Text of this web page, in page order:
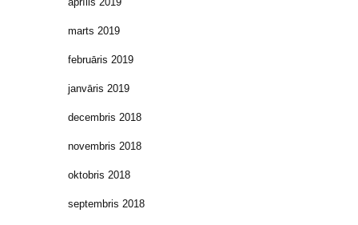
marts 2019
februāris 2019
janvāris 2019
decembris 2018
novembris 2018
oktobris 2018
septembris 2018